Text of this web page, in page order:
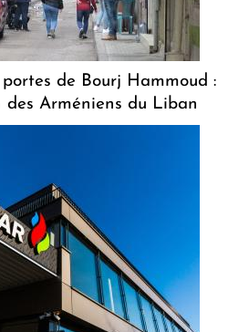
de Bourj Hammoud :
des Arméniens du Liban